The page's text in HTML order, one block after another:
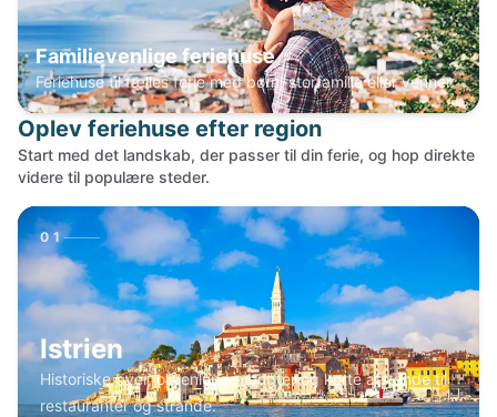
Familievenlige feriehuse
Feriehuse til fælles ferie med børn, storfamilie eller venner.
Oplev feriehuse efter region
Start med det landskab, der passer til din ferie, og hop direkte
videre til populære steder.
01
Istrien
Historiske byer, olivenlunde, bugter og korte afstande til
restauranter og strande.